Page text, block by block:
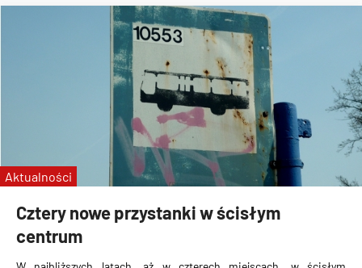
Cztery nowe przystanki w ścisłym
centrum
Aktualności